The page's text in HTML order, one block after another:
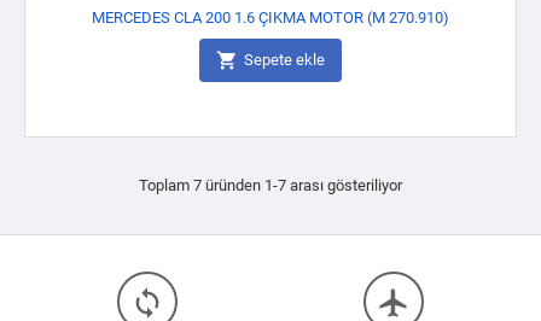
MERCEDES CLA 200 1.6 ÇIKMA MOTOR (M 270.910)
 Sepete ekle
Toplam 7 üründen 1-7 arası gösteriliyor
loop flight